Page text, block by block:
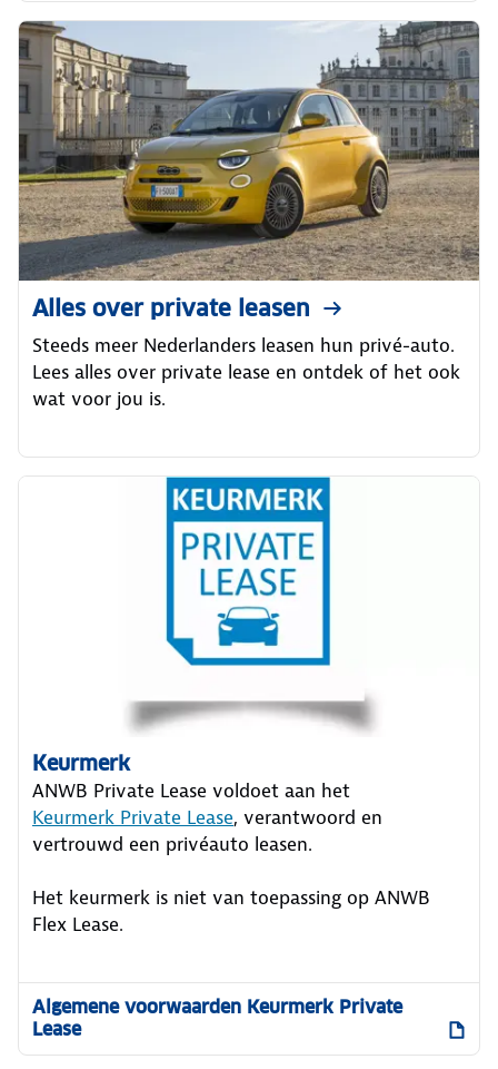
Alles over private leasen
Steeds meer Nederlanders leasen hun privé-auto.
Lees alles over private lease en ontdek of het ook
wat voor jou is.
Keurmerk
ANWB Private Lease voldoet aan het
Keurmerk Private Lease, verantwoord en
vertrouwd een privéauto leasen.
Het keurmerk is niet van toepassing op ANWB
Flex Lease.
Algemene voorwaarden Keurmerk Private
Lease